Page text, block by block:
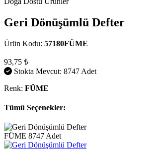
Geri Dönüşümlü Defter
Ürün Kodu: 57180FÜME
93,75 ₺
Stokta Mevcut: 8747 Adet
Renk: FÜME
Tümü Seçenekler:
FÜME 8747 Adet